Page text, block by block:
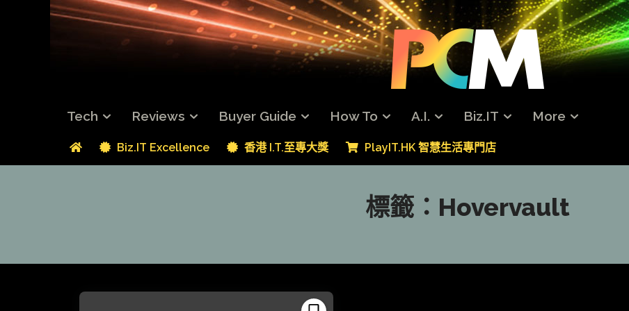
Tech Reviews Buyer Guide How To A.I. Biz.IT More
Biz.IT Excellence 香港 I.T.至專大獎 PlayIT.HK 智慧生活專門店
標籤： Hovervault